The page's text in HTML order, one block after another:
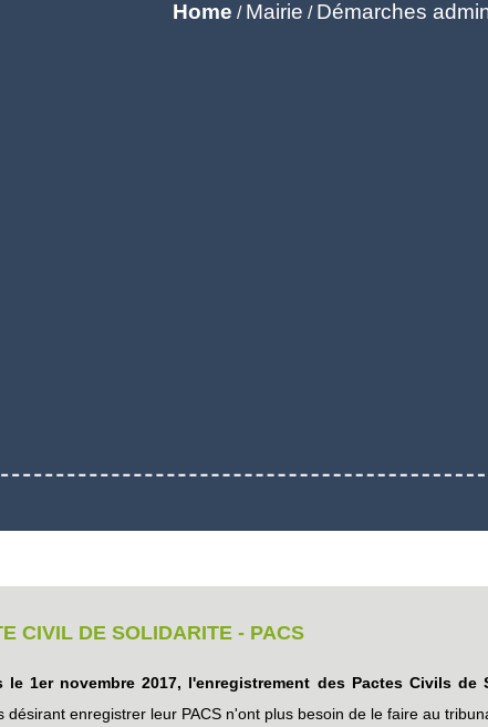
Home / Mairie / Démarches
CIVIL DE SOLIDARITE - PACS
le 1er novembre 2017, l'enregistrement des Pactes Civils
désirant enregistrer leur PACS n'ont plus besoin de le faire au